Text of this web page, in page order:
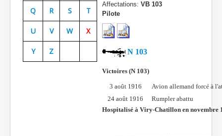
Les As
Q R S T
U V W X
Y Z
Affectations: VB 103
Pilote
N 103
Victoires (N 103)
3 août 1916
Avion allemand forcé à
24 août 1916
Rumpler abattu
Hospitalisé à Viry-Chatillon en novembre